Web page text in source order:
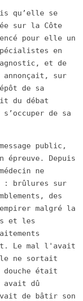
qu’elle se
sur la Côte
pour elle un
en
et de
sur
de sa
du débat
de sa
public,
Depuis
ne
: brûlures sur
des
malgré la
et les
Le mal l'avait
ne sortait
était
avait dû
de bâtir son